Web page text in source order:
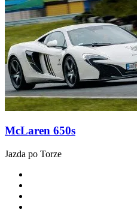
McLaren 650s
Jazda po Torze